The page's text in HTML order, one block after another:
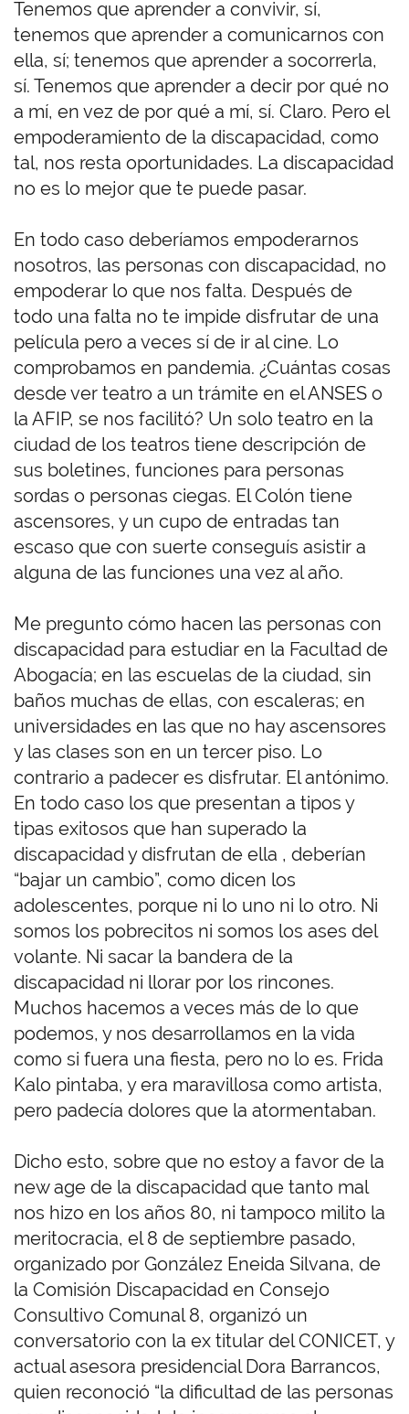
Tenemos que aprender a convivir, sí,
tenemos que aprender a comunicarnos con
ella, sí; tenemos que aprender a socorrerla,
sí. Tenemos que aprender a decir por qué no
a mí, en vez de por qué a mí, sí. Claro. Pero el
empoderamiento de la discapacidad, como
tal, nos resta oportunidades. La discapacidad
no es lo mejor que te puede pasar.
En todo caso deberíamos empoderarnos
nosotros, las personas con discapacidad, no
empoderar lo que nos falta. Después de
todo una falta no te impide disfrutar de una
película pero a veces sí de ir al cine. Lo
comprobamos en pandemia. ¿Cuántas cosas
desde ver teatro a un trámite en el ANSES o
la AFIP, se nos facilitó? Un solo teatro en la
ciudad de los teatros tiene descripción de
sus boletines, funciones para personas
sordas o personas ciegas. El Colón tiene
ascensores, y un cupo de entradas tan
escaso que con suerte conseguís asistir a
alguna de las funciones una vez al año.
Me pregunto cómo hacen las personas con
discapacidad para estudiar en la Facultad de
Abogacía; en las escuelas de la ciudad, sin
baños muchas de ellas, con escaleras; en
universidades en las que no hay ascensores
y las clases son en un tercer piso. Lo
contrario a padecer es disfrutar. El antónimo.
En todo caso los que presentan a tipos y
tipas exitosos que han superado la
discapacidad y disfrutan de ella , deberían
“bajar un cambio”, como dicen los
adolescentes, porque ni lo uno ni lo otro. Ni
somos los pobrecitos ni somos los ases del
volante. Ni sacar la bandera de la
discapacidad ni llorar por los rincones.
Muchos hacemos a veces más de lo que
podemos, y nos desarrollamos en la vida
como si fuera una fiesta, pero no lo es. Frida
Kalo pintaba, y era maravillosa como artista,
pero padecía dolores que la atormentaban.
Dicho esto, sobre que no estoy a favor de la
new age de la discapacidad que tanto mal
nos hizo en los años 80, ni tampoco milito la
meritocracia, el 8 de septiembre pasado,
organizado por González Eneida Silvana, de
la Comisión Discapacidad en Consejo
Consultivo Comunal 8, organizó un
conversatorio con la ex titular del CONICET, y
actual asesora presidencial Dora Barrancos,
quien reconoció “la dificultad de las personas